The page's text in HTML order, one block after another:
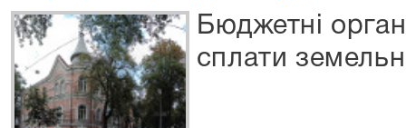
Бюджетні
сплати